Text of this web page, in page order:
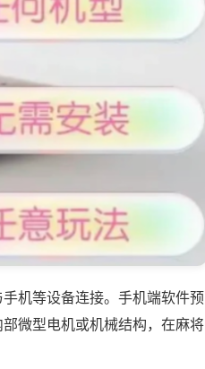
机等设备连接。手机端软件预
微型电机或机械结构，在麻将